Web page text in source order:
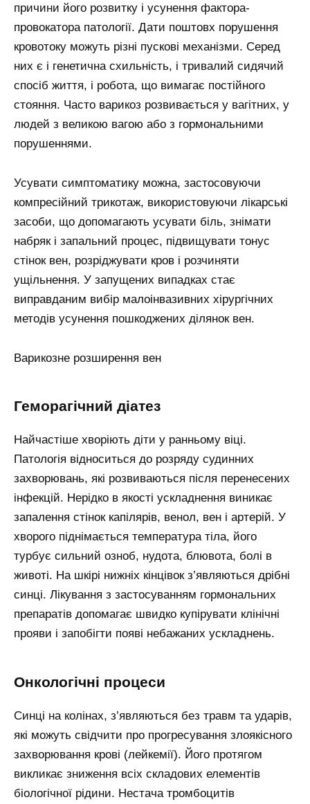
причини його розвитку і усунення фактора-
провокатора патології. Дати поштовх порушення
кровотоку можуть різні пускові механізми. Серед
них є і генетична схильність, і тривалий сидячий
спосіб життя, і робота, що вимагає постійного
стояння. Часто варикоз розвивається у вагітних, у
людей з великою вагою або з гормональними
порушеннями.
Усувати симптоматику можна, застосовуючи
компресійний трикотаж, використовуючи лікарські
засоби, що допомагають усувати біль, знімати
набряк і запальний процес, підвищувати тонус
стінок вен, розріджувати кров і розчиняти
ущільнення. У запущених випадках стає
виправданим вибір малоінвазивних хірургічних
методів усунення пошкоджених ділянок вен.
Варикозне розширення вен
Геморагічний діатез
Найчастіше хворіють діти у ранньому віці.
Патологія відноситься до розряду судинних
захворювань, які розвиваються після перенесених
інфекцій. Нерідко в якості ускладнення виникає
запалення стінок капілярів, венол, вен і артерій. У
хворого піднімається температура тіла, його
турбує сильний озноб, нудота, блювота, болі в
животі. На шкірі нижніх кінцівок з’являються дрібні
синці. Лікування з застосуванням гормональних
препаратів допомагає швидко купірувати клінічні
прояви і запобігти появі небажаних ускладнень.
Онкологічні процеси
Синці на колінах, з’являються без травм та ударів,
які можуть свідчити про прогресування злоякісного
захворювання крові (лейкемії). Його протягом
викликає зниження всіх складових елементів
біологічної рідини. Нестача тромбоцитів